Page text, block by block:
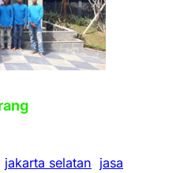
jakarta selatan jasa